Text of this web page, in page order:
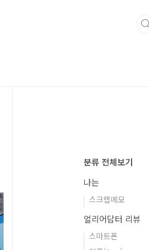
분류 전체보기
나는
스크랩메모
얼리어답터 리뷰
스마트폰